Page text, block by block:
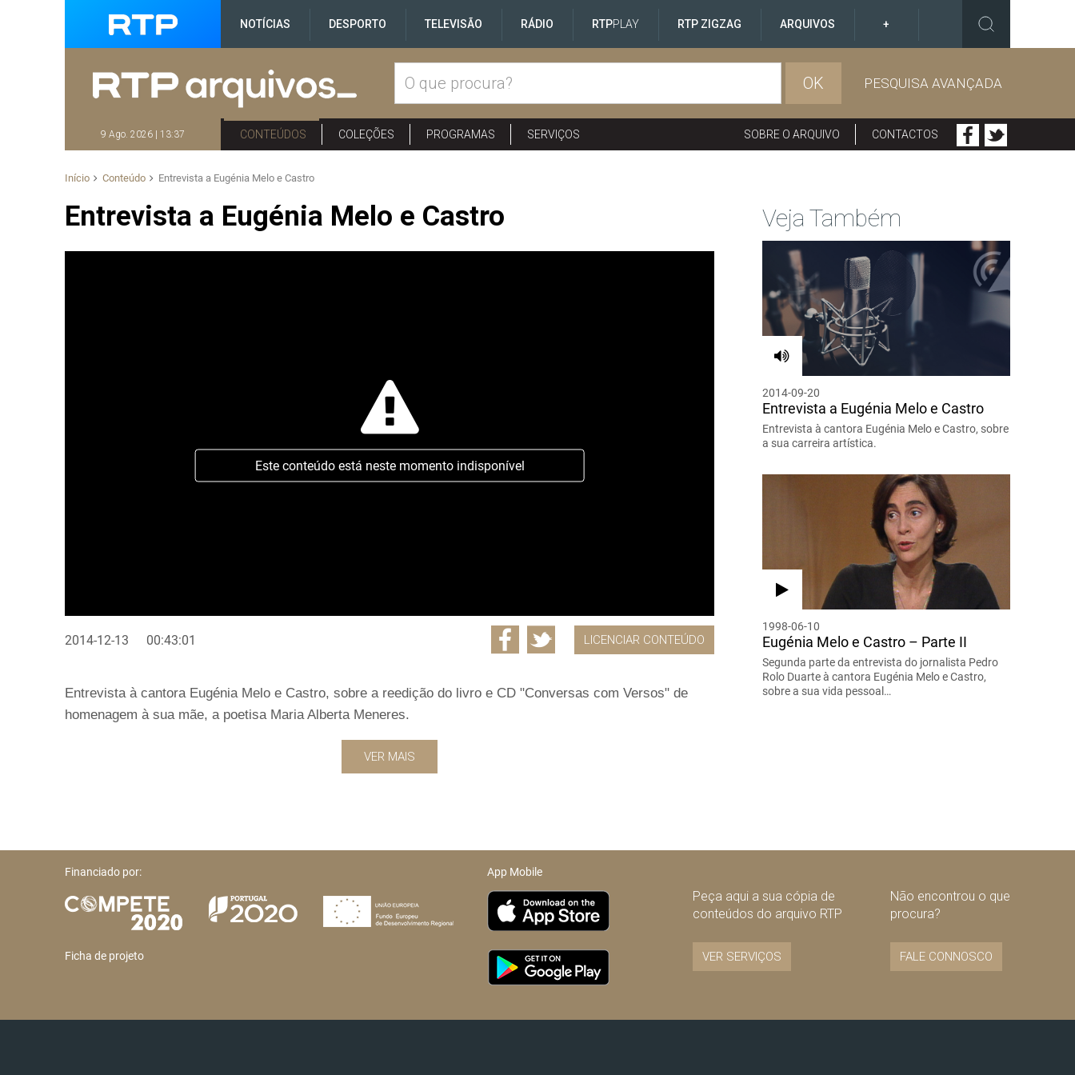
NOTÍCIAS DESPORTO TELEVISÃO RÁDIO RTPPLAY RTP ZIGZAG ARQUIVOS +
OK PESQUISA AVANÇADA
9 Ago. 2026 | 13:37 CONTEÚDOS COLEÇÕES PROGRAMAS SERVIÇOS SOBRE O ARQUIVO CONTACTOS
Início Conteúdo Entrevista a Eugénia Melo e Castro
Entrevista a Eugénia Melo e Castro
Este conteúdo está neste momento indisponível
2014-12-13 00:43:01 LICENCIAR CONTEÚDO
Entrevista à cantora Eugénia Melo e Castro, sobre a reedição do livro e CD "Conversas com Versos" de
homenagem à sua mãe, a poetisa Maria Alberta Meneres.
VER MAIS
Veja Também
2014-09-20
Entrevista a Eugénia Melo e Castro
Entrevista à cantora Eugénia Melo e Castro, sobre
a sua carreira artística.
1998-06-10
Eugénia Melo e Castro – Parte II
Segunda parte da entrevista do jornalista Pedro
Rolo Duarte à cantora Eugénia Melo e Castro,
sobre a sua vida pessoal…
Financiado por:
Ficha de projeto
App Mobile
Peça aqui a sua cópia de
conteúdos do arquivo RTP
VER SERVIÇOS
Não encontrou o que
procura?
FALE CONNOSCO